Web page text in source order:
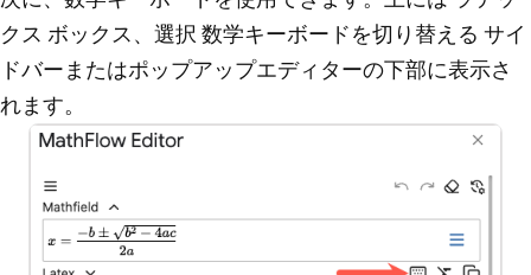
クス ボックス、選択数学キーボードを切り替える サイ
ドバーまたはポップアップエディターの下部に表示さ
れます。